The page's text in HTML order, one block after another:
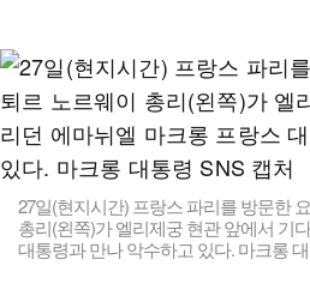
27일(현지시간) 프랑스 파리를 방문한
총리(왼쪽)가 엘리제궁 현관 앞에서 기
대통령과 만나 악수하고 있다. 마크롱